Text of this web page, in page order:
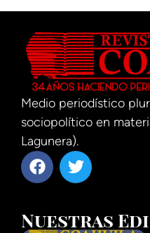
Medio periodístico
sociopolítico en
Lagunera).
Nuestras